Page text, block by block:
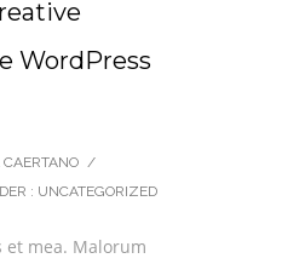
WordPress
/
: UNCATEGORIZED
mea. Malorum